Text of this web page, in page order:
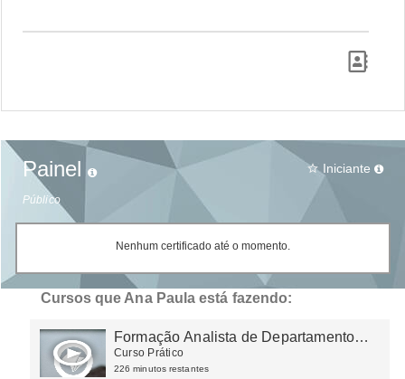
Painel
Público
star_border Iniciante
Nenhum certificado até o momento.
Cursos que Ana Paula está fazendo:
Formação Analista de Departamento
Pessoal
Curso Prático
226 minutos restantes